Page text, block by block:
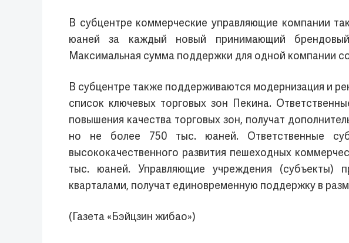
В субцентре коммерческие управляющие компании
юаней за каждый новый принимающий брендовый
Максимальная сумма поддержки для одной компании
В субцентре также поддерживаются модернизация и
список ключевых торговых зон Пекина.
повышения качества торговых зон, получат
но не более 750 тыс. юаней. Ответственные
высококачественного развития пешеходных
тыс. юаней. Управляющие учреждения (субъекты)
кварталами, получат единовременную поддержку в
(Газета «Бэйцзин жибао»)